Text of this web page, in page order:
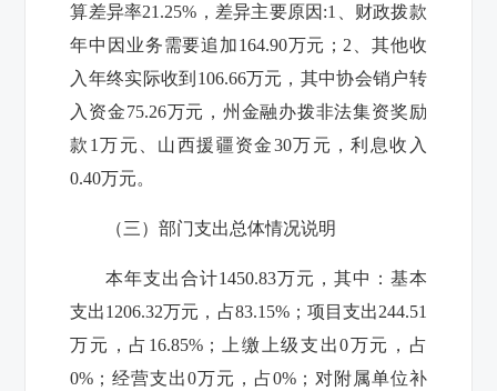
算差异率21.25% ，差异主要原因 :1、 财政拨款
年中因业务需要追加164.90万元 ； 2、 其他收
入年终实际收到 106.66万元，其中协会销户转
入资金75.26万元，州金融办拨非法集资奖励
款 1 万元、山西援疆资金30万元，利息收入
0.40万元。
（三）部门支出总体情况说明
本年支出合计1450.83万元，其中：基本
支出1206.32万元，占83.15%；项目支出244.51
万元，占 16.85%；上缴上级支出0万元，占
0% ；经营支出0万元，占0%；对附属单位补